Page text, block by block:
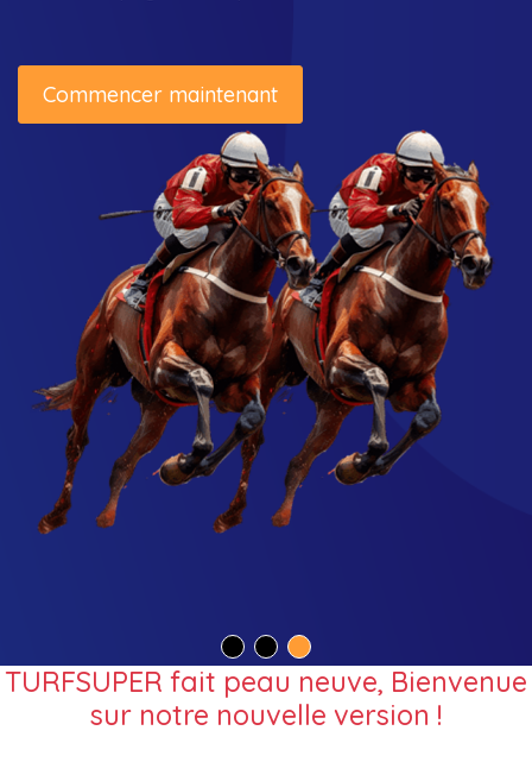
Commencer maintenant
TURFSUPER fait peau neuve, Bienvenue
sur notre nouvelle version !